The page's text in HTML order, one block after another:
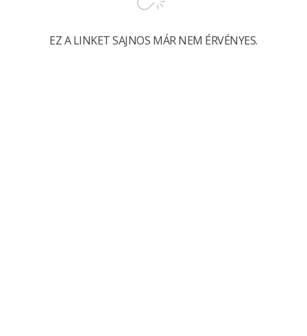
EZ A LINKET SAJNOS MÁR NEM ÉRVÉNYES.